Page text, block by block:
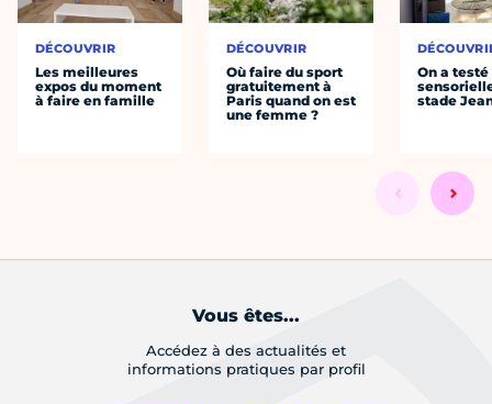
DÉCOUVRIR
Les meilleures
expos du moment
à faire en famille
DÉCOUVRIR
Où faire du sport
gratuitement à
Paris quand on est
une femme ?
On a
stade
Vous êtes...
Accédez à des actualités et
informations pratiques par profil